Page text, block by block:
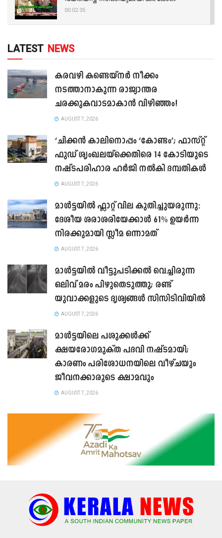
00:02:35
LATEST NEWS
കരവഴി കണ്ടെയ്നർ നീക്കം
നടത്താനാകുന്ന രാജ്യാന്തര
ചരക്കുകവാടമാകാൻ വിഴിഞ്ഞം!
AUGUST 7, 2026
‘ചിക്കൻ കാലിനൊപ്പം ‘കോണ്ടം’; ഫാസ്റ്റ്
ഫുഡ് ശൃംഖലയ്ക്കെതിരെ 14 കോടിയുടെ
നഷ്ടപരിഹാര ഹർജി നൽകി ദമ്പതികൾ
AUGUST 7, 2026
മാൾട്ടയിൽ ഫ്ലാറ്റ് വില കുതിച്ചുയരുന്നു:
ദേശീയ ശരാശരിയേക്കാൾ 61% ഉയർന്ന
നിരക്കുമായി സ്ലീമ ഒന്നാമത്
AUGUST 7, 2026
മാൾട്ടയിൽ വീട്ടുപടിക്കൽ വെച്ചിരുന്ന
ഒലിവ് മരം പിഴുതെടുത്തു; രണ്ട്
യുവാക്കളുടെ ദൃശ്യങ്ങൾ സിസിടിവിയിൽ
AUGUST 7, 2026
മാൾട്ടയിലെ പശുക്കൾക്ക്
ക്ഷയരോഗമുക്ത പദവി നഷ്ടമായി;
കാരണം പരിശോധനയിലെ വീഴ്ചയും
ജീവനക്കാരുടെ ക്ഷാമവും
AUGUST 7, 2026